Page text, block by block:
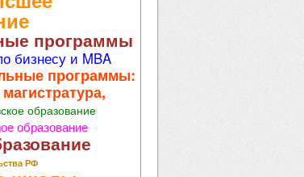
программы
бизнесу и MBA
программы:
образование
образование
РФ